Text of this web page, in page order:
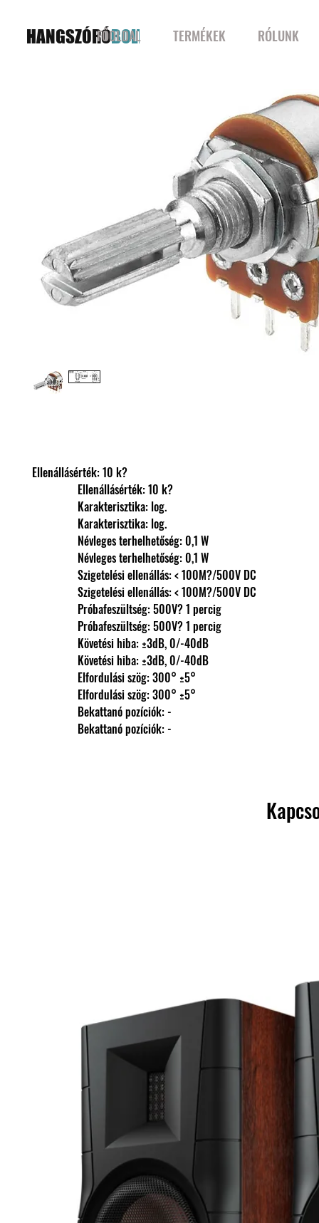
HANGSZÓRÓBOLT
FŐOLDAL TERMÉKEK RÓLUNK
Ellenállásérték: 10 k?
                Ellenállásérték: 10 k?
                Karakterisztika: log.
                Karakterisztika: log.
                Névleges terhelhetőség: 0,1 W
                Névleges terhelhetőség: 0,1 W
                Szigetelési ellenállás: < 100M?/500V DC
                Szigetelési ellenállás: < 100M?/500V DC
                Próbafeszültség: 500V? 1 percig
                Próbafeszültség: 500V? 1 percig
                Követési hiba: ±3dB, 0/-40dB
                Követési hiba: ±3dB, 0/-40dB
                Elfordulási szög: 300° ±5°
                Elfordulási szög: 300° ±5°
                Bekattanó pozíciók: -
                Bekattanó pozíciók: -